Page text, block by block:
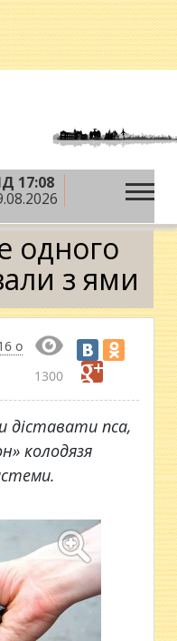
17:08події
з ями
одного
з ями
о
1300
діставати пса,
колодязя